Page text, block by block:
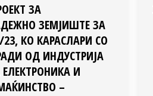
ЗА
ЗЕМЈИШТЕ ЗА
23, КО КАРАСЛАРИ СО
ОД ИНДУСТРИЈА
И
–